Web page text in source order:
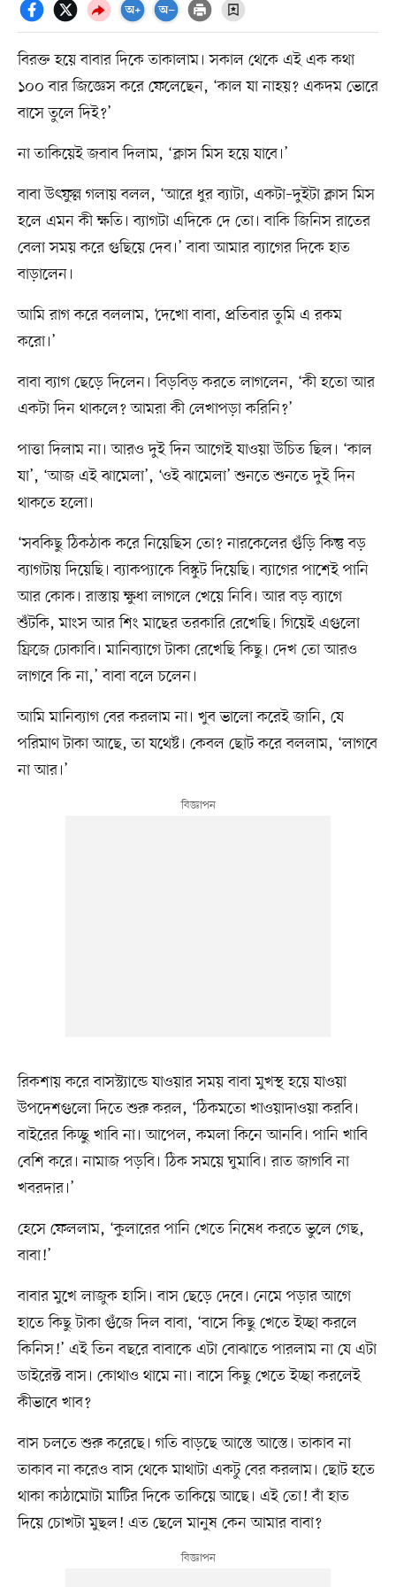
বিরক্ত হয়ে বাবার দিকে তাকালাম। সকাল থেকে এই এক কথা
১০০ বার জিজ্ঞেস করে ফেলেছেন, ‘কাল যা নাহয়? একদম ভোরে
বাসে তুলে দিই?’
না তাকিয়েই জবাব দিলাম, ‘ক্লাস মিস হয়ে যাবে।’
বাবা উৎফুল্ল গলায় বলল, ‘আরে ধুর ব্যাটা, একটা–দুইটা ক্লাস মিস
হলে এমন কী ক্ষতি। ব্যাগটা এদিকে দে তো। বাকি জিনিস রাতের
বেলা সময় করে গুছিয়ে দেব।’ বাবা আমার ব্যাগের দিকে হাত
বাড়ালেন।
আমি রাগ করে বললাম, ‘দেখো বাবা, প্রতিবার তুমি এ রকম
করো।’
বাবা ব্যাগ ছেড়ে দিলেন। বিড়বিড় করতে লাগলেন, ‘কী হতো আর
একটা দিন থাকলে? আমরা কী লেখাপড়া করিনি?’
পাত্তা দিলাম না। আরও দুই দিন আগেই যাওয়া উচিত ছিল। ‘কাল
যা’, ‘আজ এই ঝামেলা’, ‘ওই ঝামেলা’ শুনতে শুনতে দুই দিন
থাকতে হলো।
‘সবকিছু ঠিকঠাক করে নিয়েছিস তো? নারকেলের গুঁড়ি কিন্তু বড়
ব্যাগটায় দিয়েছি। ব্যাকপ্যাকে বিস্কুট দিয়েছি। ব্যাগের পাশেই পানি
আর কোক। রাস্তায় ক্ষুধা লাগলে খেয়ে নিবি। আর বড় ব্যাগে
শুঁটকি, মাংস আর শিং মাছের তরকারি রেখেছি। গিয়েই এগুলো
ফ্রিজে ঢোকাবি। মানিব্যাগে টাকা রেখেছি কিছু। দেখ তো আরও
লাগবে কি না,’ বাবা বলে চলেন।
আমি মানিব্যাগ বের করলাম না। খুব ভালো করেই জানি, যে
পরিমাণ টাকা আছে, তা যথেষ্ট। কেবল ছোট করে বললাম, ‘লাগবে
না আর।’
রিকশায় করে বাসস্ট্যান্ডে যাওয়ার সময় বাবা মুখস্থ হয়ে যাওয়া
উপদেশগুলো দিতে শুরু করল, ‘ঠিকমতো খাওয়াদাওয়া করবি।
বাইরের কিচ্ছু খাবি না। আপেল, কমলা কিনে আনবি। পানি খাবি
বেশি করে। নামাজ পড়বি। ঠিক সময়ে ঘুমাবি। রাত জাগবি না
খবরদার।’
হেসে ফেললাম, ‘কুলারের পানি খেতে নিষেধ করতে ভুলে গেছ,
বাবা!’
বাবার মুখে লাজুক হাসি। বাস ছেড়ে দেবে। নেমে পড়ার আগে
হাতে কিছু টাকা গুঁজে দিল বাবা, ‘বাসে কিছু খেতে ইচ্ছা করলে
কিনিস!’ এই তিন বছরে বাবাকে এটা বোঝাতে পারলাম না যে এটা
ডাইরেক্ট বাস। কোথাও থামে না। বাসে কিছু খেতে ইচ্ছা করলেই
কীভাবে খাব?
বাস চলতে শুরু করেছে। গতি বাড়ছে আস্তে আস্তে। তাকাব না
তাকাব না করেও বাস থেকে মাথাটা একটু বের করলাম। ছোট হতে
থাকা কাঠামোটা মাটির দিকে তাকিয়ে আছে। এই তো! বাঁ হাত
দিয়ে চোখটা মুছল! এত ছেলে মানুষ কেন আমার বাবা?